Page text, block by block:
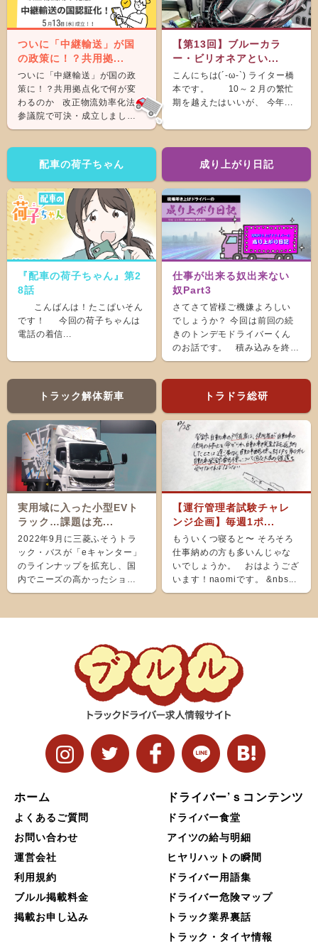
ついに「中継輸送」が国
の政策に！？共用拠...
ついに「中継輸送」が国の政
策に！？共用拠点化で何が変
わるのか 改正物流効率化法が
参議院で可決・成立しまし
た。 &nb...
【第13回】ブルーカラ
ー・ビリオネアとい...
こんにちは(´-ω-`) ライター橋
本です。 10～２月の繁忙
期を越えたはいいが、 今年...
配車の荷子ちゃん
『配車の荷子ちゃん』第2
8話
こんばんは！たこぱいそん
です！ 今回の荷子ちゃんは
電話の着信...
成り上がり日記
仕事が出来る奴出来ない
奴Part3
さてさて皆様ご機嫌よろしい
でしょうか？ 今回は前回の続
きのトンデモドライバーくん
のお話です。 積み込みを終
え、ホッと...
トラック解体新車
実用域に入った小型EVト
ラック…課題は充...
2022年9月に三菱ふそうトラ
ック・バスが「eキャンター」
のラインナップを拡充し、国
内でニーズの高かったショー
ト＆ナローボディ（G...
トラドラ総研
【運行管理者試験チャレ
ンジ企画】毎週1ポ...
もういくつ寝ると〜 そろそろ
仕事納めの方も多いんじゃな
いでしょうか。 おはようござ
います！naomiです。 &nbs...
ホーム
よくあるご質問
お問い合わせ
運営会社
利用規約
ブルル掲載料金
掲載お申し込み
ドライバー’ｓコンテンツ
ドライバー食堂
アイツの給与明細
ヒヤリハットの瞬間
ドライバー用語集
ドライバー危険マップ
トラック業界裏話
トラック・タイヤ情報